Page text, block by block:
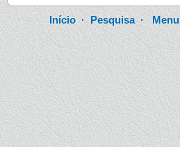
Início·Pesquisa· Menu